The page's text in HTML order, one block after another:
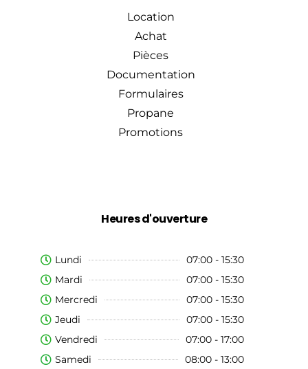
Location
Achat
Pièces
Documentation
Formulaires
Propane
Promotions
Heures d'ouverture
Lundi
07:00 - 15:30
Mardi
07:00 - 15:30
Mercredi
07:00 - 15:30
Jeudi
07:00 - 15:30
Vendredi
07:00 - 17:00
Samedi
08:00 - 13:00